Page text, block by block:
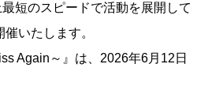
短のスピードで活動を展開して
いたします。
Again～』は、2026年6月12日